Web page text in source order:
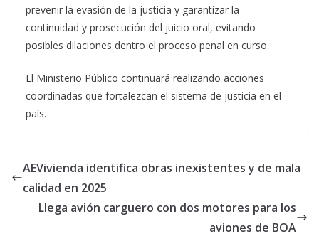
prevenir la evasión de la justicia y garantizar la
continuidad y prosecución del juicio oral, evitando
posibles dilaciones dentro el proceso penal en curso.
El Ministerio Público continuará realizando acciones
coordinadas que fortalezcan el sistema de justicia en el
país.
AEVivienda identifica obras inexistentes y de mala
calidad en 2025
Llega avión carguero con dos motores para los
aviones de BOA